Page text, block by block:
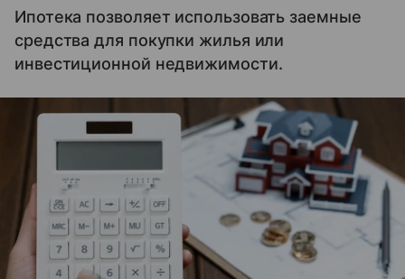
Ипотека позволяет использовать заемные
средства для покупки жилья или
инвестиционной недвижимости.